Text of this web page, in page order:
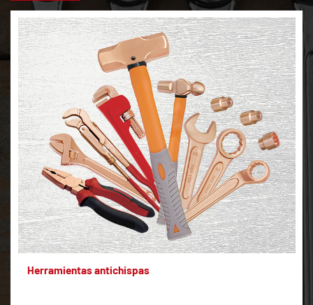
Herramientas antichispas